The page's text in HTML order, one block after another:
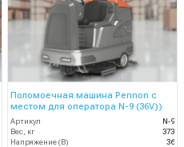
Поломоечная машина Pennon с
местом для оператора N-9 (36V))
Артикул
N-9
Вес, кг
373
Напряжение (В)
36